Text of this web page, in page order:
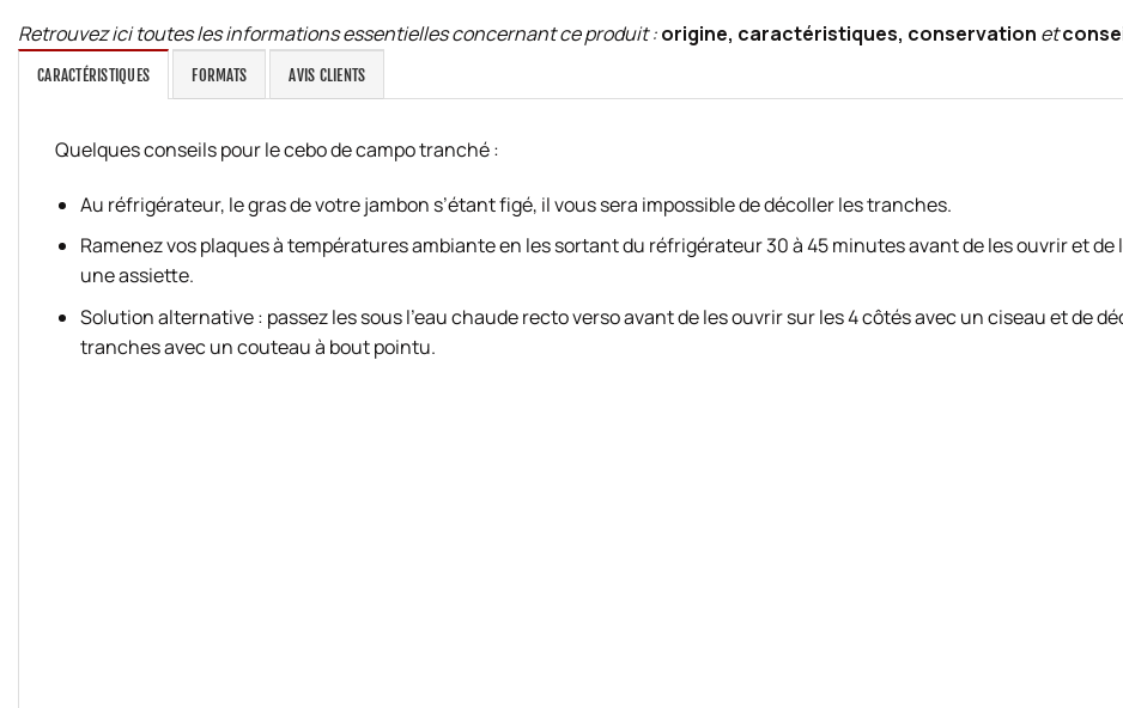
Retrouvez ici toutes les informations essentielles concernant ce produit :origine, caractéristiques, conservation et
CARACTÉRISTIQUES FORMATS AVIS CLIENTS
Quelques conseils pour le cebo de campo tranché :
Au réfrigérateur, le gras de votre jambon s’étant figé, il vous sera impossible de décoller les tranches.
Ramenez vos plaques à températures ambiante en les sortant du réfrigérateur 30 à 45 minutes avant de les ouvrir et de
une assiette.
Solution alternative : passez les sous l’eau chaude recto verso avant de les ouvrir sur les 4 côtés avec un ciseau et de
tranches avec un couteau à bout pointu.